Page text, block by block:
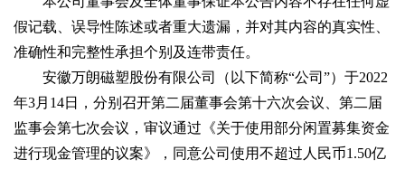
假记载、误导性陈述或者重大遗漏，并对其内容的真实性、
准确性和完整性承担个别及连带责任。
安徽万朗磁塑股份有限公司（以下简称“公司”）于2022
年3月14日，分别召开第二届董事会第十六次会议、第二届
监事会第七次会议，审议通过《关于使用部分闲置募集资金
进行现金管理的议案》，同意公司使用不超过人民币1.50亿